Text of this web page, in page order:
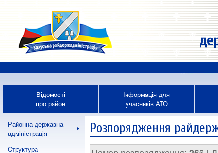
Відомості
про район
Інформація для
учасників АТО
Районна державна
адміністрація
Cтруктура
Розпорядження